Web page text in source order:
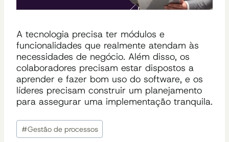
A tecnologia precisa ter módulos e
funcionalidades que realmente atendam às
necessidades de negócio. Além disso, os
colaboradores precisam estar dispostos a
aprender e fazer bom uso do software, e os
líderes precisam construir um planejamento
para assegurar uma implementação tranquila.
Tags
do
#Gestão de processos